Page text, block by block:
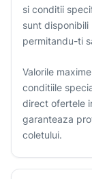
si conditii
sunt disponibili
permitandu-ti
Valorile
conditiile
direct ofertele
garanteaza
coletului.